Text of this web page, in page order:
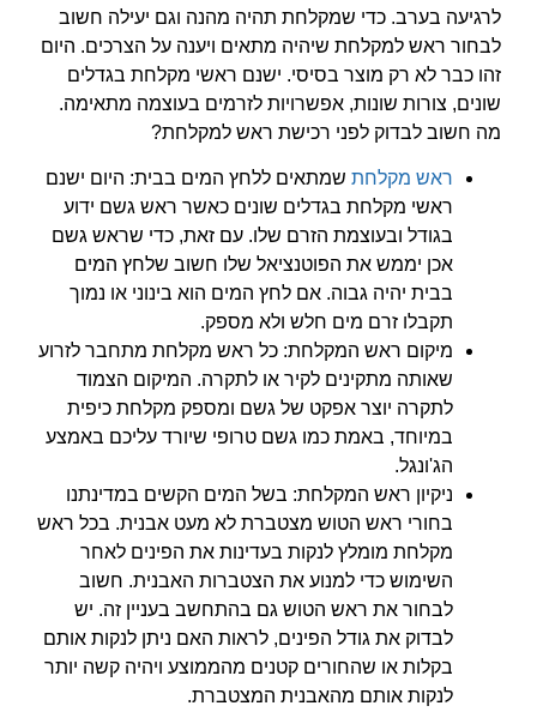
לרגיעה בערב. כדי שמקלחת תהיה מהנה וגם יעילה חשוב
לבחור ראש למקלחת שיהיה מתאים ויענה על הצרכים. היום
זהו כבר לא רק מוצר בסיסי. ישנם ראשי מקלחת בגדלים
שונים, צורות שונות, אפשרויות לזרמים בעוצמה מתאימה.
מה חשוב לבדוק לפני רכישת ראש למקלחת?
ראש מקלחת שמתאים ללחץ המים בבית: היום ישנם
ראשי מקלחת בגדלים שונים כאשר ראש גשם ידוע
בגודל ובעוצמת הזרם שלו. עם זאת, כדי שראש גשם
אכן יממש את הפוטנציאל שלו חשוב שלחץ המים
בבית יהיה גבוה. אם לחץ המים הוא בינוני או נמוך
תקבלו זרם מים חלש ולא מספק.
מיקום ראש המקלחת: כל ראש מקלחת מתחבר לזרוע
שאותה מתקינים לקיר או לתקרה. המיקום הצמוד
לתקרה יוצר אפקט של גשם ומספק מקלחת כיפית
במיוחד, באמת כמו גשם טרופי שיורד עליכם באמצע
הג'ונגל.
ניקיון ראש המקלחת: בשל המים הקשים במדינתנו
בחורי ראש הטוש מצטברת לא מעט אבנית. בכל ראש
מקלחת מומלץ לנקות בעדינות את הפינים לאחר
השימוש כדי למנוע את הצטברות האבנית. חשוב
לבחור את ראש הטוש גם בהתחשב בעניין זה. יש
לבדוק את גודל הפינים, לראות האם ניתן לנקות אותם
בקלות או שהחורים קטנים מהממוצע ויהיה קשה יותר
לנקות אותם מהאבנית המצטברת.